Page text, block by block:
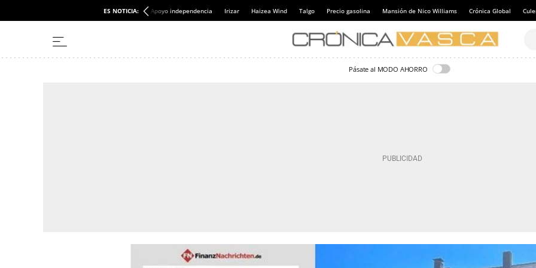
ES NOTICIA: Apoyo independencia Irizar Haizea Wind Talgo Precio gasolina Mansión de Nico Williams Crónica Global
Pásate al MODO AHORRO